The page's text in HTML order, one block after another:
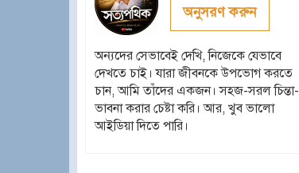
অনুসরণ করুন
অন্যদের সেভাবেই দেখি, নিজেকে যেভাবে
দেখতে চাই। যারা জীবনকে উপভোগ করতে
চান, আমি তাঁদের একজন। সহজ-সরল চিন্তা-
ভাবনা করার চেষ্টা করি। আর, খুব ভালো
আইডিয়া দিতে পারি।